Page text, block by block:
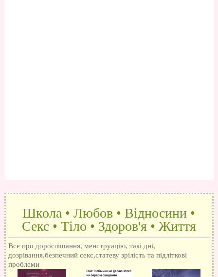
Школа • Любов • Відносини •
Секс • Тіло • Здоров'я • Життя
Все про дорослішання, менструацію, такі дні,
дозрівання,безпечний секс,статеву зрілість та підліткові
проблеми